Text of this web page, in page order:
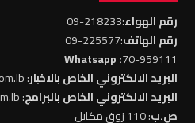
رقم الهواء:218233-09
رقم الهاتف:225577-09
70-959111
: Whatsapp
البريد الالكتروني الخاص بالاخبار: news@rll.com.lb
البريد الالكتروني الخاص بالبرامج: info@rll.com.lb
ص.ب: 110 زوق مكايل